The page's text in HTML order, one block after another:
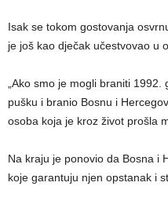
Isak se tokom gostovanja
je još kao dječak učestvovao u
„Ako smo je mogli braniti
pušku i branio Bosnu i
osoba koja je kroz život prošla
Na kraju je ponovio da Bosna i
koje garantuju njen opstanak i